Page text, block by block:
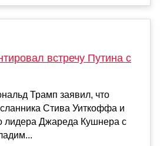
встречу Путина с
Трамп заявил, что
Стива Уиткоффа и
лидера Джареда Кушнера с